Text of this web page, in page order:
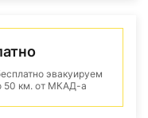
эвакуируем
50 км. от МКАД-а